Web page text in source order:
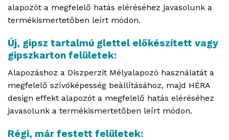
alapozót a megfelelő hatás eléréséhez javasolunk a
termékismertetőben leírt módon.
Új, gipsz tartalmú glettel előkészített vagy
gipszkarton felületek:
Alapozáshoz a Diszperzit Mélyalapozó használatát a
megfelelő szívóképesség beállításához, majd HÉRA
design effekt alapozót a megfelelő hatás eléréséhez
javasolunk a termékismertetőben leírt módon.
Régi, már festett felületek: